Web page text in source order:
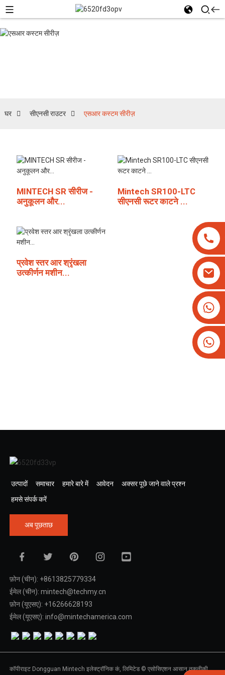
घर सीएनसी राउटर एसआर कस्टम सीरीज़
MINTECH SR सीरीज -
अनुकूलन और...
Mintech SR100-LTC
सीएनसी रूटर काटने ...
प्रवेश स्तर आर श्रृंखला
उत्कीर्णन मशीन...
उत्पादों समाचार हमारे बारे में आवेदन
अक्सर पूछे जाने वाले प्रश्न
हमसे संपर्क करें
अब पूछताछ
फ़ोन (चीन): +8613825779334
ईमेल (चीन): mintech@techmy.cn
फ़ोन (यूएसए): +16266628193
ईमेल (यूएसए): info@mintechamerica.com
कॉपीराइट Dongguan Mintech इलेक्ट्रॉनिक कं, लिमिटेड © एसोसिएशन आसान तकनीकी